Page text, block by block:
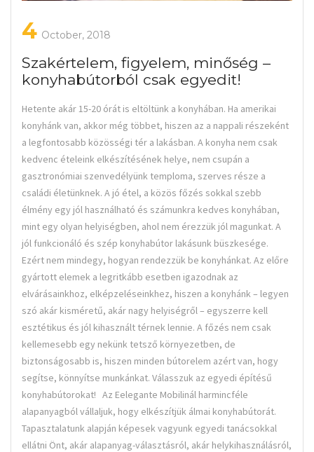
4 October, 2018
Szakértelem, figyelem, minőség –
konyhabútorból csak egyedit!
Hetente akár 15-20 órát is eltöltünk a konyhában. Ha amerikai
konyhánk van, akkor még többet, hiszen az a nappali részeként
a legfontosabb közösségi tér a lakásban. A konyha nem csak
kedvenc ételeink elkészítésének helye, nem csupán a
gasztronómiai szenvedélyünk temploma, szerves része a
családi életünknek. A jó étel, a közös főzés sokkal szebb
élmény egy jól használható és számunkra kedves konyhában,
mint egy olyan helyiségben, ahol nem érezzük jól magunkat. A
jól funkcionáló és szép konyhabútor lakásunk büszkesége.
Ezért nem mindegy, hogyan rendezzük be konyhánkat. Az előre
gyártott elemek a legritkább esetben igazodnak az
elvárásainkhoz, elképzeléseinkhez, hiszen a konyhánk – legyen
szó akár kisméretű, akár nagy helyiségről – egyszerre kell
esztétikus és jól kihasznált térnek lennie. A főzés nem csak
kellemesebb egy nekünk tetsző környezetben, de
biztonságosabb is, hiszen minden bútorelem azért van, hogy
segítse, könnyítse munkánkat. Válasszuk az egyedi építésű
konyhabútorokat! Az Eelegante Mobilinál harmincféle
alapanyagból vállaljuk, hogy elkészítjük álmai konyhabútorát.
Tapasztalatunk alapján képesek vagyunk egyedi tanácsokkal
ellátni Önt, akár alapanyag-választásról, akár helykihasználásról,